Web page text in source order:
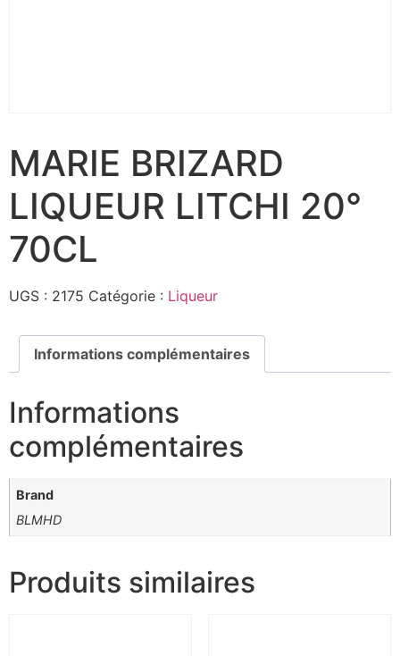
MARIE BRIZARD
LIQUEUR LITCHI 20°
70CL
UGS : 2175 Catégorie : Liqueur
Informations complémentaires
Informations
complémentaires
Brand
BLMHD
Produits similaires